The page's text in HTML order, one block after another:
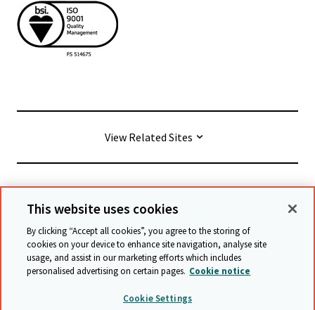
View Related Sites
© Cambridge University Press & Assessment
Conditions générales
Protection des données
Déclaration d'accessibilité
Déclaration sur l'esclavage moderne
This website uses cookies
By clicking “Accept all cookies”, you agree to the storing of
cookies on your device to enhance site navigation, analyse site
usage, and assist in our marketing efforts which includes
personalised advertising on certain pages. Cookie notice
Cookie Settings